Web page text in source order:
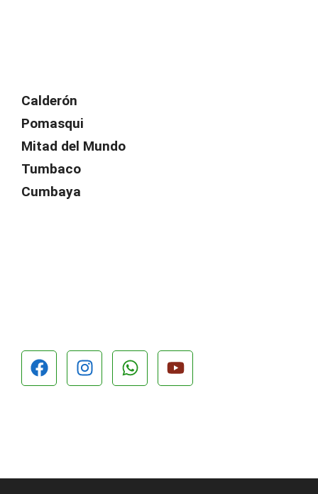
Calderón
Pomasqui
Mitad del Mundo
Tumbaco
Cumbaya